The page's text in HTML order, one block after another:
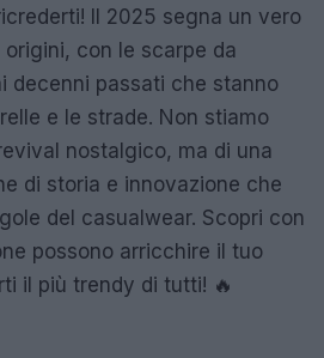
Il 2025 segna un vero
con le scarpe da
decenni passati che stanno
e le strade. Non stiamo
nostalgico, ma di una
di storia e innovazione che
del casualwear. Scopri con
possono arricchire il tuo
il più trendy di tutti! 🔥